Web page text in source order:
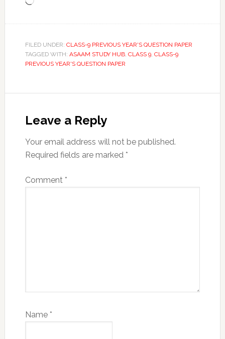
FILED UNDER: CLASS-9 PREVIOUS YEAR'S QUESTION PAPER
TAGGED WITH: ASAAM STUDY HUB, CLASS 9, CLASS-9
PREVIOUS YEAR'S QUESTION PAPER
Interactions
Leave a Reply
Your email address will not be published.
Required fields are marked *
Comment *
Name *